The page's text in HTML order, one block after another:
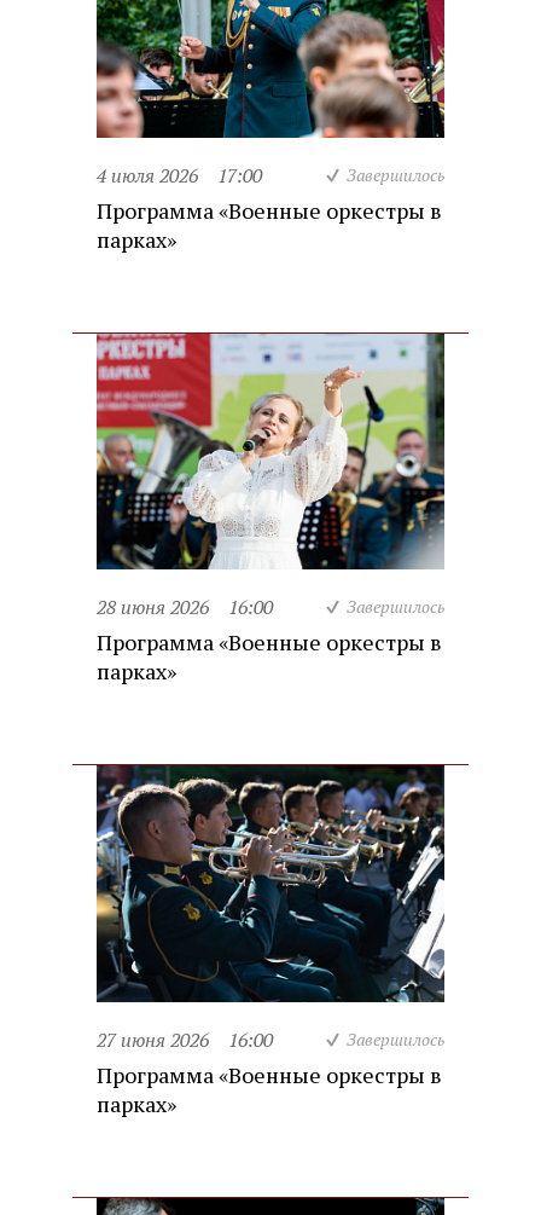
4 июля 2026 17:00 Завершилось
Программа «Военные оркестры в
парках»
28 июня 2026 16:00 Завершилось
Программа «Военные оркестры в
парках»
27 июня 2026 16:00 Завершилось
Программа «Военные оркестры в
парках»